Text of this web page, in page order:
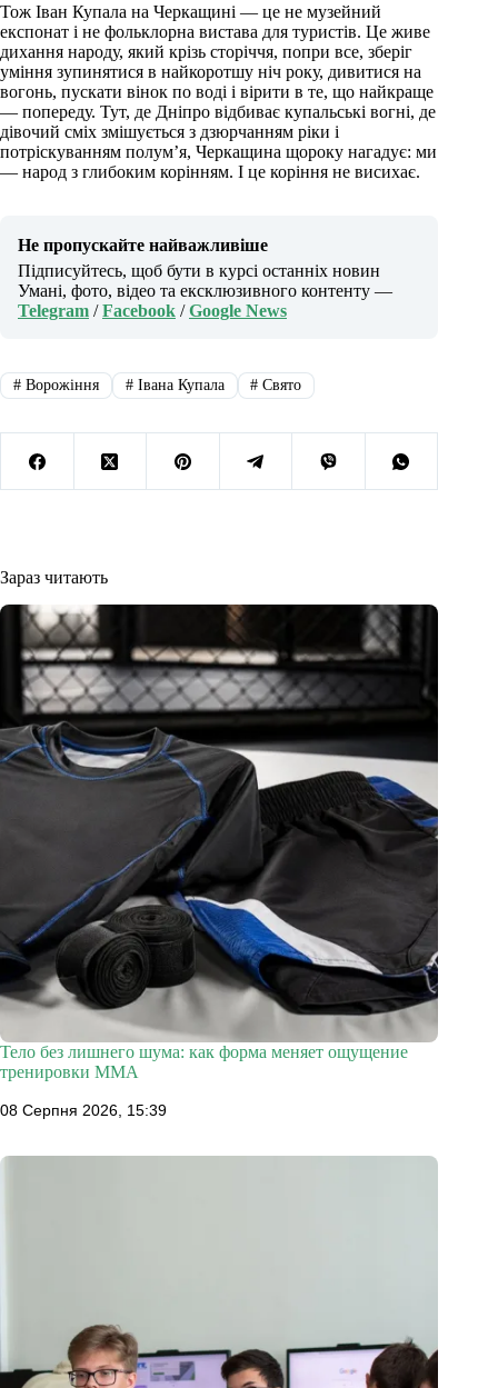
Тож Іван Купала на Черкащині — це не музейний
експонат і не фольклорна вистава для туристів. Це живе
дихання народу, який крізь сторіччя, попри все, зберіг
уміння зупинятися в найкоротшу ніч року, дивитися на
вогонь, пускати вінок по воді і вірити в те, що найкраще
— попереду. Тут, де Дніпро відбиває купальські вогні, де
дівочий сміх змішується з дзюрчанням ріки і
потріскуванням полум’я, Черкащина щороку нагадує: ми
— народ з глибоким корінням. І це коріння не висихає.
Не пропускайте найважливіше
Підписуйтесь, щоб бути в курсі останніх новин
Умані, фото, відео та ексклюзивного контенту —
Telegram /Facebook /Google News
#Ворожіння #Івана Купала # Свято
Зараз читають
Тело без лишнего шума: как форма меняет ощущение
тренировки ММА
08 Серпня 2026, 15:39